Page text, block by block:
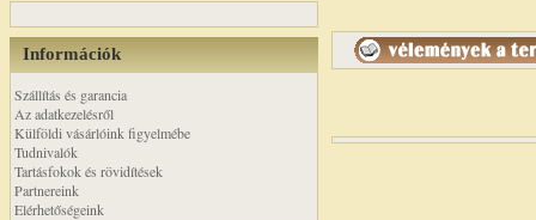
Információk
Szállítás és garancia
Az adatkezelésről
Külföldi vásárlóink figyelmébe
Tudnivalók
Tartásfokok és rövidítések
Partnereink
Elérhetőségeink